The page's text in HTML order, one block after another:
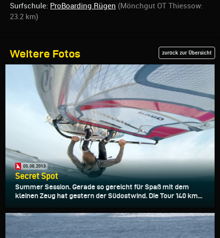
Surfschule: ProBoarding Rügen (Mönchgut OT Thiessow:
23.2 km)
Weitere Fotos zurück zur Übersicht
05.08.2013
Secret Spot
Summer Session. Gerade so gereicht für Spaß mit dem
kleinen Zeug hat gestern der Südostwind. Die Tour 140 km...